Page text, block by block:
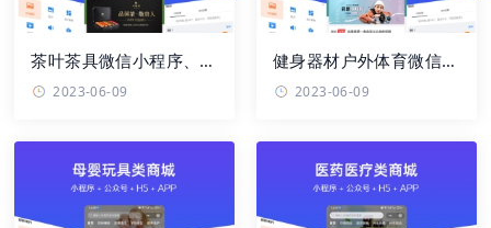
茶叶茶具微信小程序、
app、H5、PC商城、微
信公众号 商 ...
2023-06-09
健身器材户外体育微信小
程序、app、H5、PC商
城、微信 ...
2023-06-09